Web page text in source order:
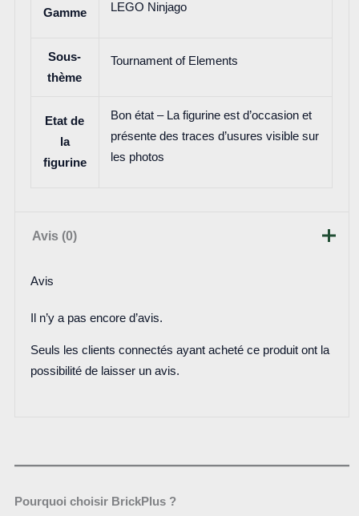
Gamme LEGO Ninjago
Sous-
thème
Tournament of Elements
Etat de
la
figurine
Bon état – La figurine est d’occasion et
présente des traces d’usures visible sur
les photos
Avis (0)
Avis
Il n’y a pas encore d’avis.
Seuls les clients connectés ayant acheté ce produit ont la
possibilité de laisser un avis.
Pourquoi choisir BrickPlus ?